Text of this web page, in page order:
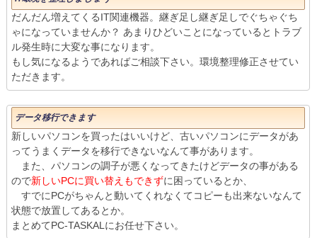
だんだん増えてくるIT関連機器。継ぎ足し継ぎ足しでぐちゃぐち
ゃになっていませんか？ あまりひどいことになっているとトラブ
ル発生時に大変な事になります。
もし気になるようであればご相談下さい。環境整理修正させてい
ただきます。
データ移行できます
新しいパソコンを買ったはいいけど、古いパソコンにデータがあ
ってうまくデータを移行できないなんて事があります。
また、パソコンの調子が悪くなってきたけどデータの事がある
ので新しいPCに買い替えもできずに困っているとか、
すでにPCがちゃんと動いてくれなくてコピーも出来ないなんて
状態で放置してあるとか。
まとめてPC-TASKALにお任せ下さい。